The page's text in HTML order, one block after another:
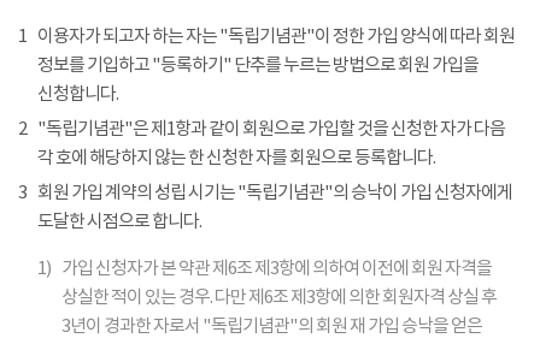
1 이용자가 되고자 하는 자는 "독립기념관"이 정한 가입 양식에 따라 회원
정보를 기입하고 "등록하기" 단추를 누르는 방법으로 회원 가입을
신청합니다.
2 "독립기념관"은 제1항과 같이 회원으로 가입할 것을 신청한 자가 다음
각 호에 해당하지 않는 한 신청한 자를 회원으로 등록합니다.
3 회원 가입 계약의 성립 시기는 "독립기념관"의 승낙이 가입 신청자에게
도달한 시점으로 합니다.
1) 가입 신청자가 본 약관 제6조 제3항에 의하여 이전에 회원 자격을
상실한 적이 있는 경우. 다만 제6조 제3항에 의한 회원자격 상실 후
3년이 경과한 자로서 "독립기념관"의 회원 재 가입 승낙을 얻은